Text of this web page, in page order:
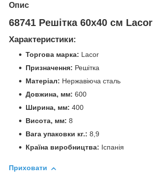
Опис
68741 Решітка 60х40 см Lacor
Характеристики:
Торгова марка: Lacor
Призначення: Решітка
Матеріал: Нержавіюча сталь
Довжина, мм: 600
Ширина, мм: 400
Висота, мм: 8
Вага упаковки кг.: 8,9
Країна виробництва: Іспанія
Приховати